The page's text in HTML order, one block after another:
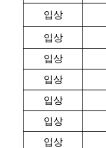
입상
입상
입상
입상
입상
입상
입상